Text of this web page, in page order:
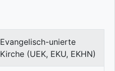
Evangelisch-unierte
Kirche (UEK, EKU, EKHN)